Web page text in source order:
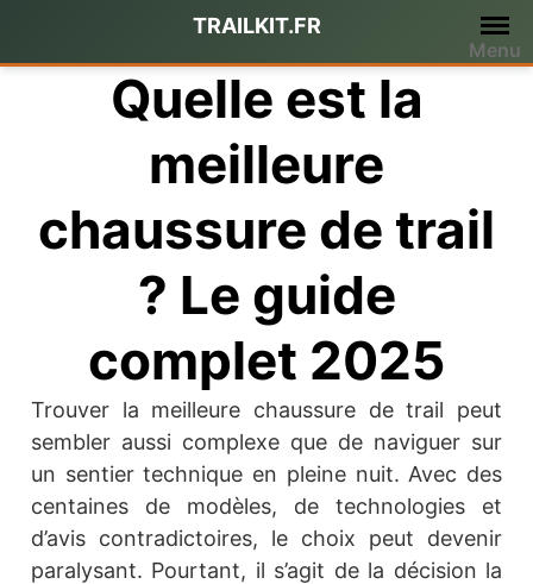
contenu
TRAILKIT.FR
Menu
Quelle est la
meilleure
chaussure de trail
? Le guide
complet 2025
Trouver la meilleure chaussure de trail peut
sembler aussi complexe que de naviguer sur
un sentier technique en pleine nuit. Avec des
centaines de modèles, de technologies et
d’avis contradictoires, le choix peut devenir
paralysant. Pourtant, il s’agit de la décision la